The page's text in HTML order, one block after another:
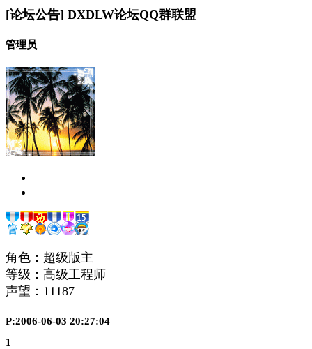
[论坛公告] DXDLW论坛QQ群联盟
管理员
角色：超级版主
等级：高级工程师
声望： 11187
P:2006-06-03 20:27:04
1